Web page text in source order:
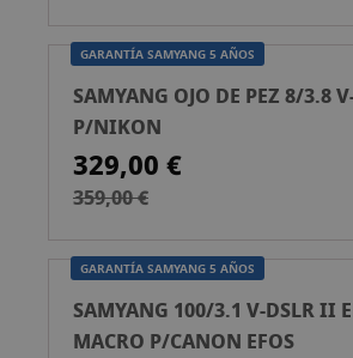
GARANTÍA SAMYANG 5 AÑOS
SAMYANG OJO DE PEZ 8/3.8
P/NIKON
329,00 €
359,00 €
GARANTÍA SAMYANG 5 AÑOS
SAMYANG 100/3.1 V-DSLR II
MACRO P/CANON EFOS